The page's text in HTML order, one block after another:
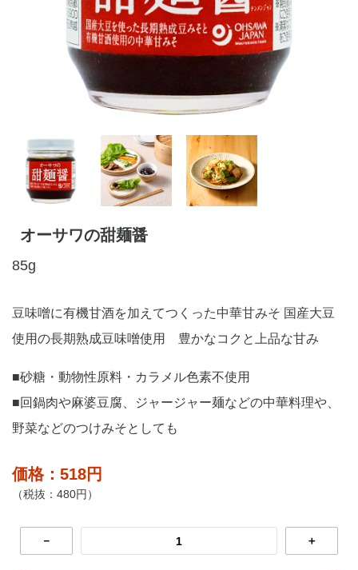
オーサワの甜麺醤
85g
豆味噌に有機甘酒を加えてつくった中華甘みそ 国産大豆
使用の長期熟成豆味噌使用 豊かなコクと上品な甘み
■砂糖・動物性原料・カラメル色素不使用
■回鍋肉や麻婆豆腐、ジャージャー麺などの中華料理や、
野菜などのつけみそとしても
価格：518円
（税抜：480円）
－ ＋